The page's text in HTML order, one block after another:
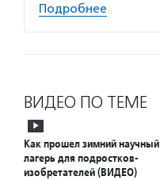
Подробнее
ВИДЕО ПО ТЕМЕ
Как прошел зимний научный
лагерь для подростков-
изобретателей (ВИДЕО)